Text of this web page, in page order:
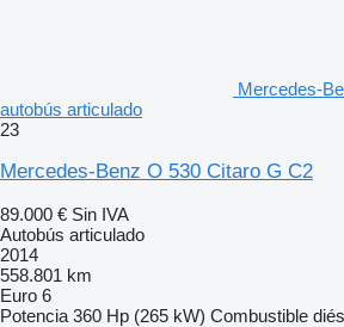
Mercedes-
autobús articulado
23
Mercedes-Benz O 530 Citaro G C2
89.000 € Sin IVA
Autobús articulado
2014
558.801 km
Euro 6
Potencia 360 Hp (265 kW) Combustible